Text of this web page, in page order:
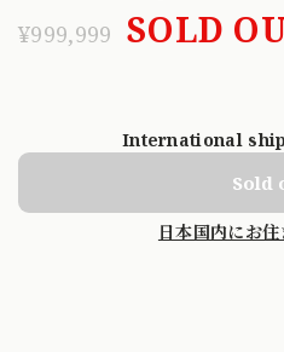
¥999,999 SOLD
International
Sold
日本国内にお